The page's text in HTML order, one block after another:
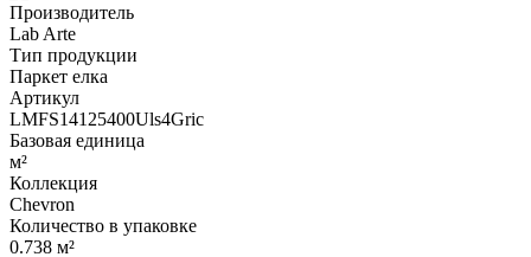
Производитель
Lab Arte
Тип продукции
Паркет елка
Артикул
LMFS14125400Uls4Gric
Базовая единица
м²
Коллекция
Chevron
Количество в упаковке
0.738 м²